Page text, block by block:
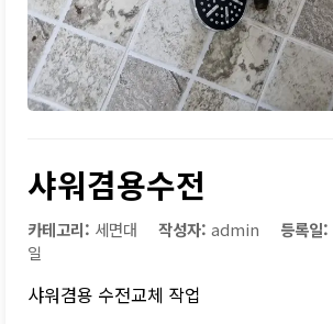
샤워겸용수전
카테고리: 세면대 작성자: admin 등록일:
일
샤워겸용 수전교체 작업